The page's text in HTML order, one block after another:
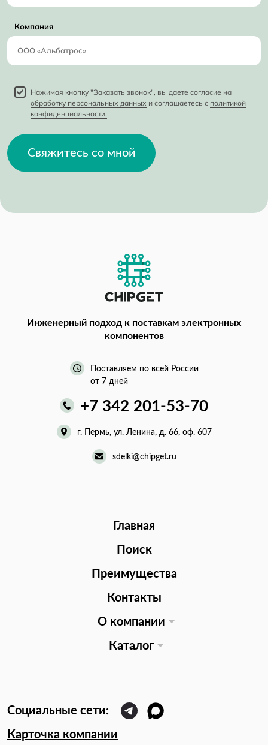
Компания
Нажимая кнопку "Заказать звонок", вы даете согласие на
обработку персональных данных и соглашаетесь с политикой
конфиденциальности.
Свяжитесь со мной
Инженерный подход к поставкам электронных
компонентов
Поставляем по всей России
от 7 дней
+7 342 201-53-70
г. Пермь, ул. Ленина, д. 66, оф. 607
sdelki@chipget.ru
Главная
Поиск
Преимущества
Контакты
О компании
Каталог
Карточка компании